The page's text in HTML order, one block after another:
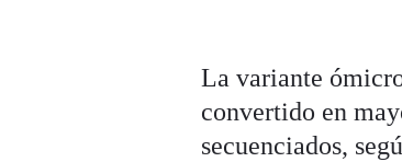
La variante
convertido en
secuenciados,